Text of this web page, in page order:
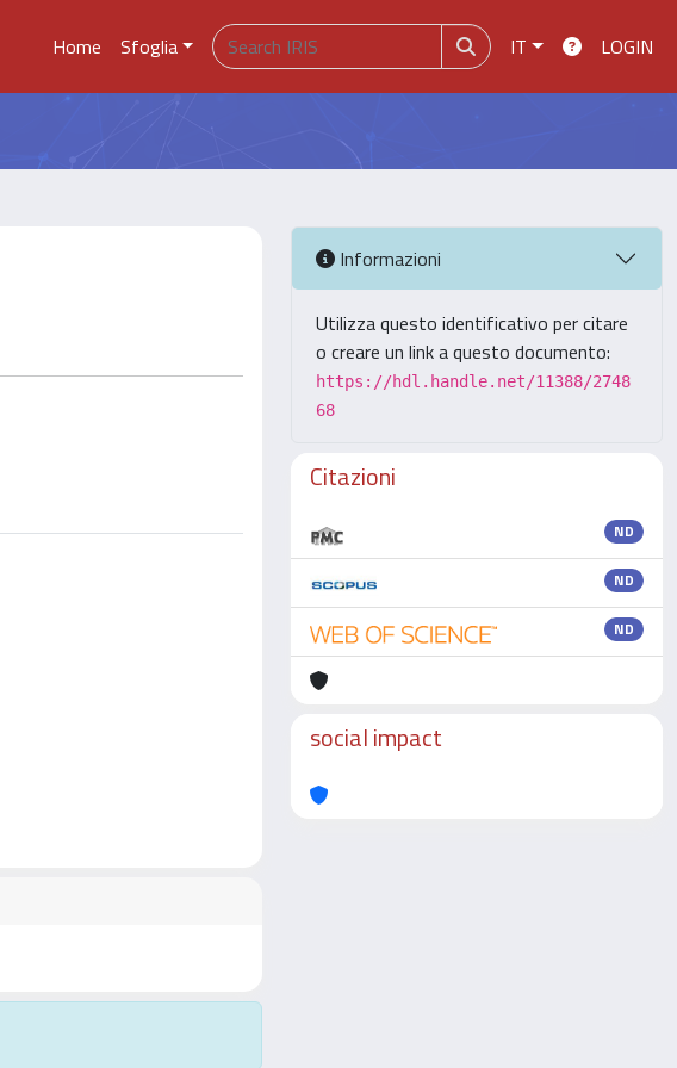
Home Sfoglia IT LOGIN
Informazioni
Utilizza questo identificativo per citare
o creare un link a questo documento:
https://hdl.handle.net/11388/2748
68
Citazioni
ND
ND
ND
social impact